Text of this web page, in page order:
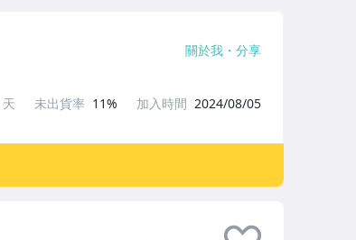
關於我 分享
天 未出貨率 11% 加入時間 2024/08/05